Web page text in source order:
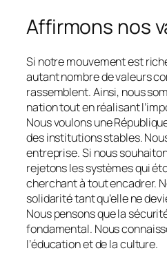
Affirmons nos
Si notre mouvement est
autant nombre de valeurs
rassemblent. Ainsi, nous
nation tout en réalisant
Nous voulons une
des institutions stables.
entreprise. Si nous
rejetons les systèmes qui
cherchant à tout encadrer.
solidarité tant qu’elle ne
Nous pensons que la
fondamental. Nous
l’éducation et de la culture.